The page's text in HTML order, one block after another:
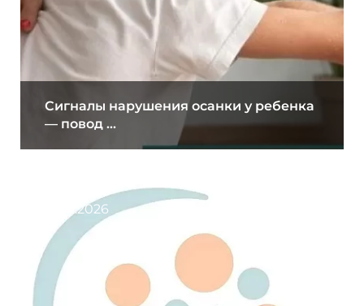
Сигналы нарушения осанки у ребенка
— повод ...
31.07.2026